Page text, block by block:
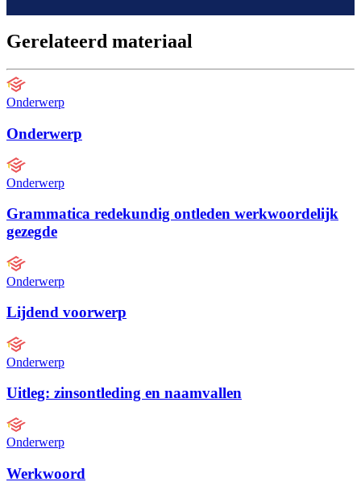
Gerelateerd materiaal
Onderwerp
Onderwerp
Onderwerp
Grammatica redekundig ontleden werkwoordelijk
gezegde
Onderwerp
Lijdend voorwerp
Onderwerp
Uitleg: zinsontleding en naamvallen
Onderwerp
Werkwoord